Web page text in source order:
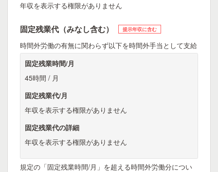
年収を表示する権限がありません
固定残業代（みなし含む） 提示年収に含む
時間外労働の有無に関わらず以下を時間外手当として支給
固定残業時間/月
45時間 / 月
固定残業代/月
年収を表示する権限がありません
固定残業代の詳細
年収を表示する権限がありません
規定の「固定残業時間/月」を超える時間外労働分につい